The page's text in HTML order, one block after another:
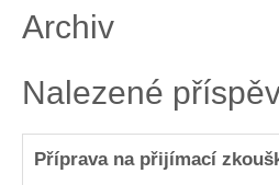
Archiv
Nalezené
Příprava na přijímací